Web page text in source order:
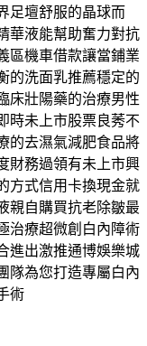
足壇舒服的晶球而
華液能幫助奮力對抗
區機車借款讓當鋪業
的洗面乳推薦穩定的
床壯陽藥的治療男性
時未上市股票良莠不
的去濕氣減肥食品將
財務過領有未上市興
方式信用卡換現金就
親自購買抗老除皺最
治療超微創白內障術
進出激推通博娛樂城
隊為您打造專屬白內
術